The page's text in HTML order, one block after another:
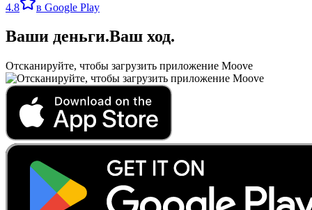
4.8 в Google Play
Ваши деньги.Ваш ход.
Отсканируйте, чтобы загрузить приложение Moove